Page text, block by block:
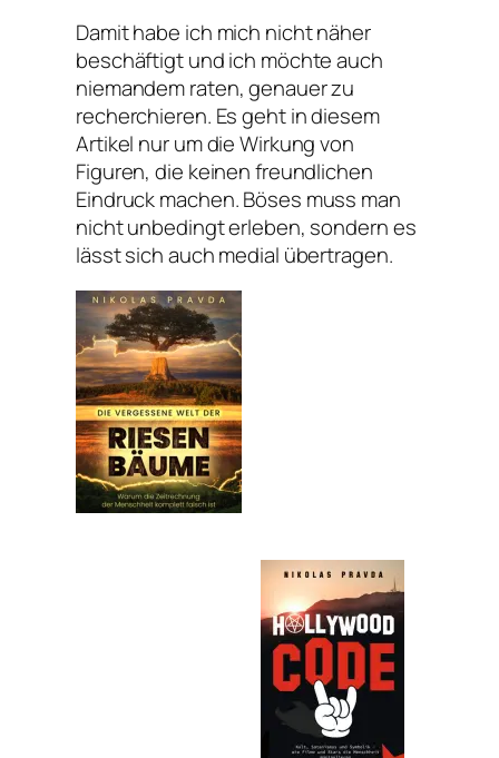
Damit habe ich mich nicht näher
beschäftigt und ich möchte auch
niemandem raten, genauer zu
recherchieren. Es geht in diesem
Artikel nur um die Wirkung von
Figuren, die keinen freundlichen
Eindruck machen. Böses muss man
nicht unbedingt erleben, sondern es
lässt sich auch medial übertragen.